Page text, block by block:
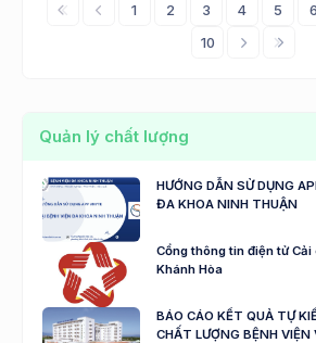
TYC-BVNT
1 2 3 4 5 6
10
Quản lý chất lượng
HƯỚNG DẪN SỬ DỤNG
ĐA KHOA NINH THUẬN
Cổng thông tin điện tử
Khánh Hòa
BÁO CÁO KẾT QUẢ TỰ
CHẤT LƯỢNG BỆNH VIỆN